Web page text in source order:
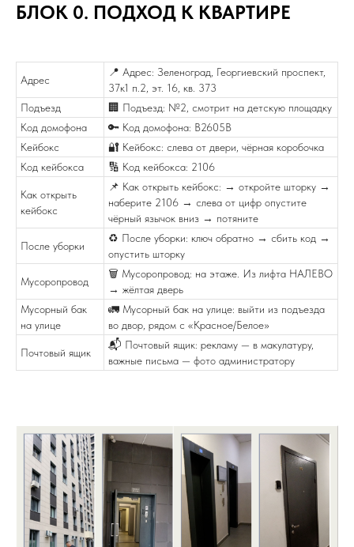
БЛОК 0. ПОДХОД К КВАРТИРЕ
Адрес
📍 Адрес: Зеленоград, Георгиевский проспект,
37к1 п.2, эт. 16, кв. 373
Подъезд
🏢 Подъезд: №2, смотрит на детскую площадку
Код домофона
🔑 Код домофона: В2605В
Кейбокс
🔐 Кейбокс: слева от двери, чёрная коробочка
Код кейбокса
🔢 Код кейбокса: 2106
Как открыть
кейбокс
📌 Как открыть кейбокс: → откройте шторку →
наберите 2106 → слева от цифр опустите
чёрный язычок вниз → потяните
После уборки
♻️ После уборки: ключ обратно → сбить код →
опустить шторку
Мусоропровод
🗑️ Мусоропровод: на этаже. Из лифта НАЛЕВО
→ жёлтая дверь
Мусорный бак
на улице
🚛 Мусорный бак на улице: выйти из подъезда
во двор, рядом с «Красное/Белое»
Почтовый ящик
📬 Почтовый ящик: рекламу — в макулатуру,
важные письма — фото администратору